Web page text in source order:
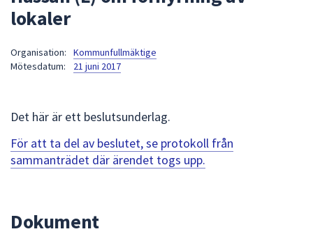
att
navigera
mellan
lokaler
Organisation:
Kommunfullmäktige
Mötesdatum:
21 juni 2017
Det här är ett beslutsunderlag.
För att ta del av beslutet, se protokoll från
sammanträdet där ärendet togs upp.
Dokument